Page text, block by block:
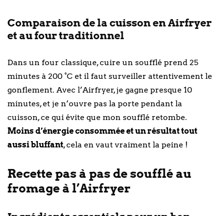
Comparaison de la cuisson en Airfryer
et au four traditionnel
Dans un four classique, cuire un soufflé prend 25
minutes à 200 °C et il faut surveiller attentivement le
gonflement. Avec l’Airfryer, je gagne presque 10
minutes, et je n’ouvre pas la porte pendant la
cuisson, ce qui évite que mon soufflé retombe.
Moins d’énergie consommée et un résultat tout
aussi bluffant, cela en vaut vraiment la peine !
Recette pas à pas de soufflé au
fromage à l’Airfryer